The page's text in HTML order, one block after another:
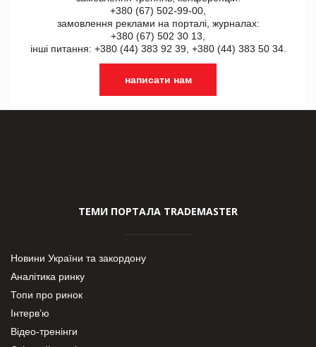
+380 (67) 502-99-00,
замовлення реклами на порталі, журналах:
+380 (67) 502 30 13,
інші питання: +380 (44) 383 92 39, +380 (44) 383 50 34.
написати нам
ТЕМИ ПОРТАЛА TRADEMASTER
Новини України та закордону
Аналітика ринку
Топи про ринок
Інтерв’ю
Відео-тренінги